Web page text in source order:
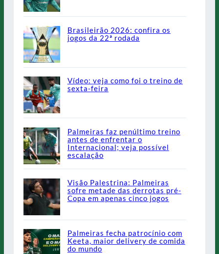
Brasileirão 2026: confira os
jogos da 22ª rodada
Vídeo: veja como foi o treino de
sexta-feira
Palmeiras faz penúltimo treino
antes de enfrentar o
Internacional; veja possível
escalação
Visão Palestrina: Palmeiras
sofre metade das derrotas pré-
Copa em apenas cinco jogos
Palmeiras fecha patrocínio com
Keeta, maior delivery de comida
do mundo